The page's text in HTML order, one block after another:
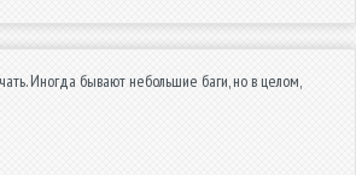
Иногда бывают небольшие баги, но в целом,